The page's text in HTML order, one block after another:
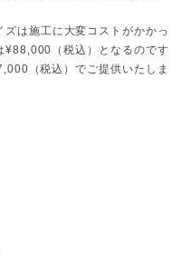
は施工に大変コストがかかっ
¥88,000（税込）となるのです
（税込）でご提供いたしま